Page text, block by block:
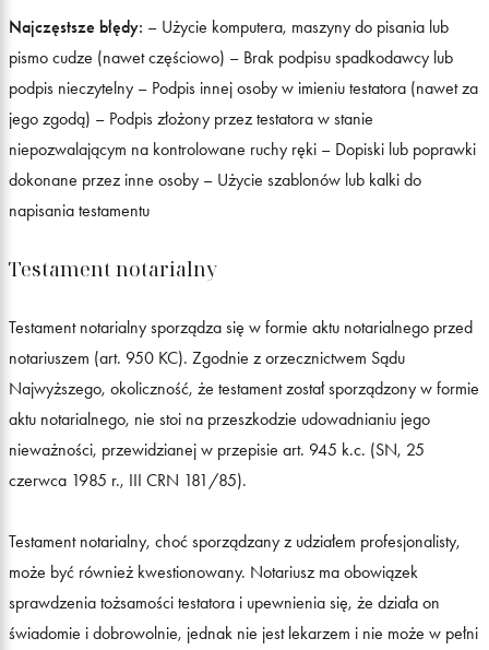
Najczęstsze błędy: – Użycie komputera, maszyny do pisania lub
pismo cudze (nawet częściowo) – Brak podpisu spadkodawcy lub
podpis nieczytelny – Podpis innej osoby w imieniu testatora (nawet za
jego zgodą) – Podpis złożony przez testatora w stanie
niepozwalającym na kontrolowane ruchy ręki – Dopiski lub poprawki
dokonane przez inne osoby – Użycie szablonów lub kalki do
napisania testamentu
Testament notarialny
Testament notarialny sporządza się w formie aktu notarialnego przed
notariuszem (art. 950 KC). Zgodnie z orzecznictwem Sądu
Najwyższego, okoliczność, że testament został sporządzony w formie
aktu notarialnego, nie stoi na przeszkodzie udowadnianiu jego
nieważności, przewidzianej w przepisie art. 945 k.c. (SN, 25
czerwca 1985 r., III CRN 181/85).
Testament notarialny, choć sporządzany z udziałem profesjonalisty,
może być również kwestionowany. Notariusz ma obowiązek
sprawdzenia tożsamości testatora i upewnienia się, że działa on
świadomie i dobrowolnie, jednak nie jest lekarzem i nie może w pełni